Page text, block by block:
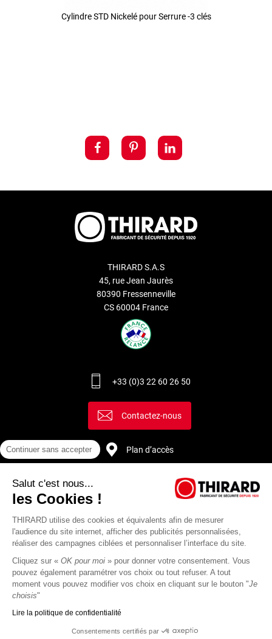
Cylindre STD Nickelé pour Serrure -3 clés
THIRARD S.A.S
45, rue Jean Jaurès
80390 Fressenneville
CS 60004 France
+33 (0)3 22 60 26 50
Contactez-nous
Plan d’accès
protection des
Thirard
de
Continuer sans accepter
Salut c'est nous...
les Cookies !
THIRARD utilise des cookies et équivalents afin de mesurer
l'audience du site internet, afficher des publicités personnalisées,
réaliser des campagnes ciblées et personnaliser l’interface du site.
Cliquez sur « OK pour moi » pour donner votre consentement. Vous
pouvez également paramétrer vos choix ou tout refuser. A tout
moment vous pouvez modifier vos choix en cliquant sur le bouton "Je
choisis"
Lire la politique de confidentialité
Consentements certifiés par